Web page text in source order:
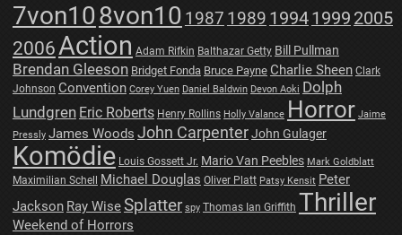
7von108von10 1987 1989 19941999 2005
2006Action Adam Rifkin Balthazar Getty Bill Pullman
Brendan Gleeson Bridget Fonda Bruce Payne Charlie Sheen Clark
Johnson Convention Corey Yuen Daniel Baldwin Devon Aoki Dolph
Lundgren Eric Roberts Henry Rollins Holly Valance Horror Jaime
Pressly James Woods John CarpenterJohn Gulager
Komödie Louis Gossett Jr. Mario Van Peebles Mark Goldblatt
Maximilian Schell Michael Douglas Oliver Platt Patsy Kensit Peter
Jackson Ray WiseSplatter spy Thomas Ian Griffith Thriller
Weekend of Horrors